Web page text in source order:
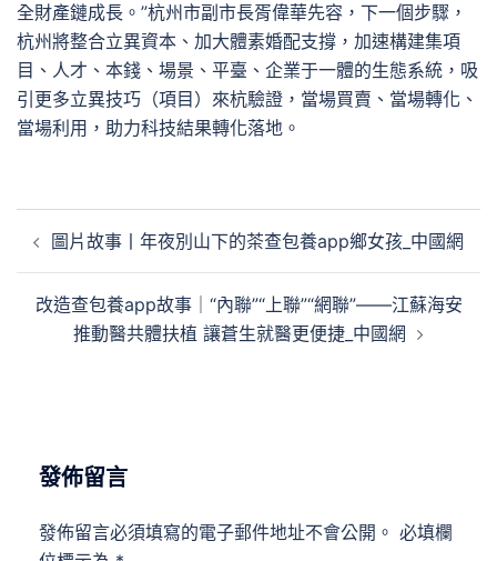
全財產鏈成長。”杭州市副市長胥偉華先容，下一個步驟，
杭州將整合立異資本、加大體素婚配支撐，加速構建集項
目、人才、本錢、場景、平臺、企業于一體的生態系統，吸
引更多立異技巧（項目）來杭驗證，當場買賣、當場轉化、
當場利用，助力科技結果轉化落地。
章
覽
圖片故事丨年夜別山下的茶查包養app鄉女孩_中國網
改造查包養app故事｜“內聯”“上聯”“網聯”——江蘇海安
推動醫共體扶植 讓蒼生就醫更便捷_中國網
發佈留言
發佈留言必須填寫的電子郵件地址不會公開。 必填欄